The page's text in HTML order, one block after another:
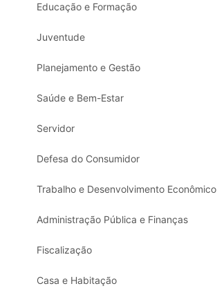
Educação e Formação
Juventude
Planejamento e Gestão
Saúde e Bem-Estar
Servidor
Defesa do Consumidor
Trabalho e Desenvolvimento Econômico
Administração Pública e Finanças
Fiscalização
Casa e Habitação